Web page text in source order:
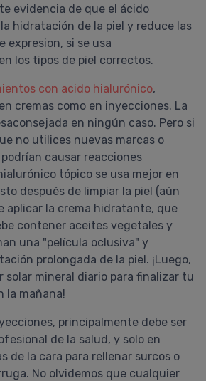
evidencia de que el ácido
hidratación de la piel y reduce las
expresion, si se usa
los tipos de piel correctos.
con acido hialurónico,
cremas como en inyecciones. La
en ningún caso. Pero si
no utilices nuevas marcas o
causar reacciones
tópico se usa mejor en
después de limpiar la piel (aún
aplicar la crema hidratante, que
contener aceites vegetales y
una "película oclusiva" y
prolongada de la piel. ¡Luego,
solar mineral diario para finalizar tu
la mañana!
principalmente debe ser
de la salud, y solo en
de la cara para rellenar surcos o
No olvidemos que cualquier